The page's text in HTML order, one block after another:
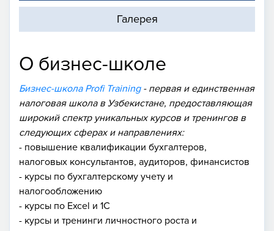
Галерея
О бизнес-школе
Бизнес-школа Profi Training- первая и единственная
налоговая школа в Узбекистане, предоставляющая
широкий спектр уникальных курсов и тренингов в
следующих сферах и направлениях:
- повышение квалификации бухгалтеров,
налоговых консультантов, аудиторов, финансистов
- курсы по бухгалтерскому учету и
налогообложению
- курсы по Excel и 1С
- курсы и тренинги личностного роста и